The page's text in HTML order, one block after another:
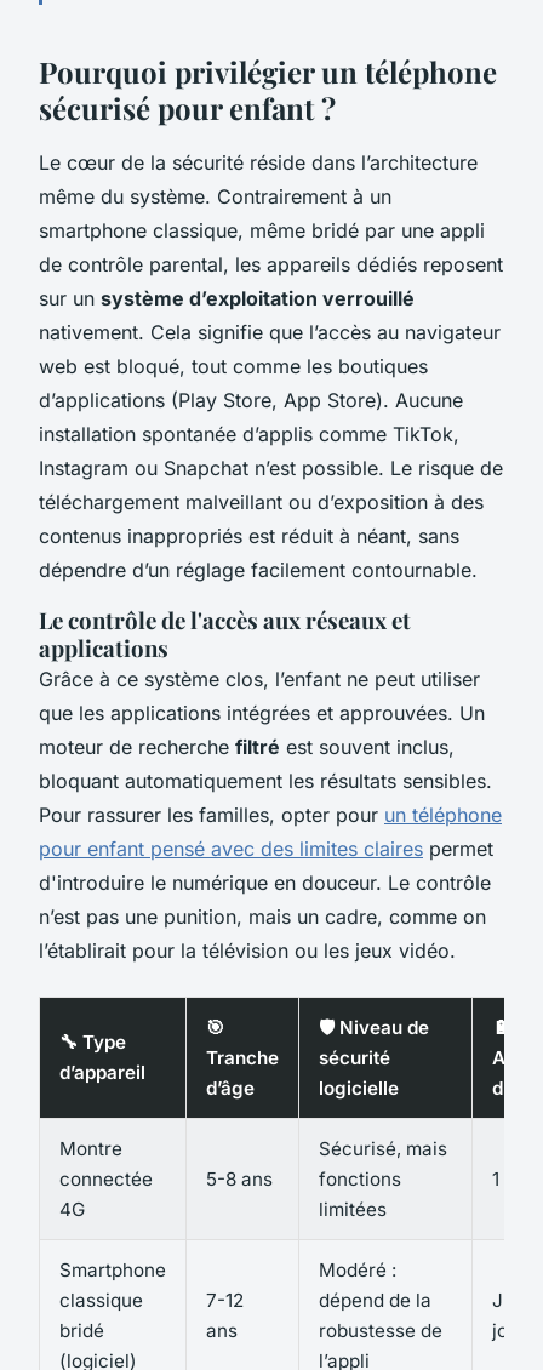
Pourquoi privilégier un téléphone
sécurisé pour enfant ?
Le cœur de la sécurité réside dans l’architecture
même du système. Contrairement à un
smartphone classique, même bridé par une appli
de contrôle parental, les appareils dédiés reposent
sur un système d’exploitation verrouillé
nativement. Cela signifie que l’accès au navigateur
web est bloqué, tout comme les boutiques
d’applications (Play Store, App Store). Aucune
installation spontanée d’applis comme TikTok,
Instagram ou Snapchat n’est possible. Le risque de
téléchargement malveillant ou d’exposition à des
contenus inappropriés est réduit à néant, sans
dépendre d’un réglage facilement contournable.
Le contrôle de l'accès aux réseaux et
applications
Grâce à ce système clos, l’enfant ne peut utiliser
que les applications intégrées et approuvées. Un
moteur de recherche filtré est souvent inclus,
bloquant automatiquement les résultats sensibles.
Pour rassurer les familles, opter pour un téléphone
pour enfant pensé avec des limites claires permet
d'introduire le numérique en douceur. Le contrôle
n’est pas une punition, mais un cadre, comme on
l’établirait pour la télévision ou les jeux vidéo.
🔧 Type
d’appareil
🎯
Tranche
d’âge
🛡️ Niveau de
sécurité
logicielle
🔋
Montre
connectée
4G
5-8 ans
Sécurisé, mais
fonctions
limitées
1 à 2
Smartphone
classique
bridé
(logiciel)
7-12
ans
Modéré :
dépend de la
robustesse de
l’appli
jour